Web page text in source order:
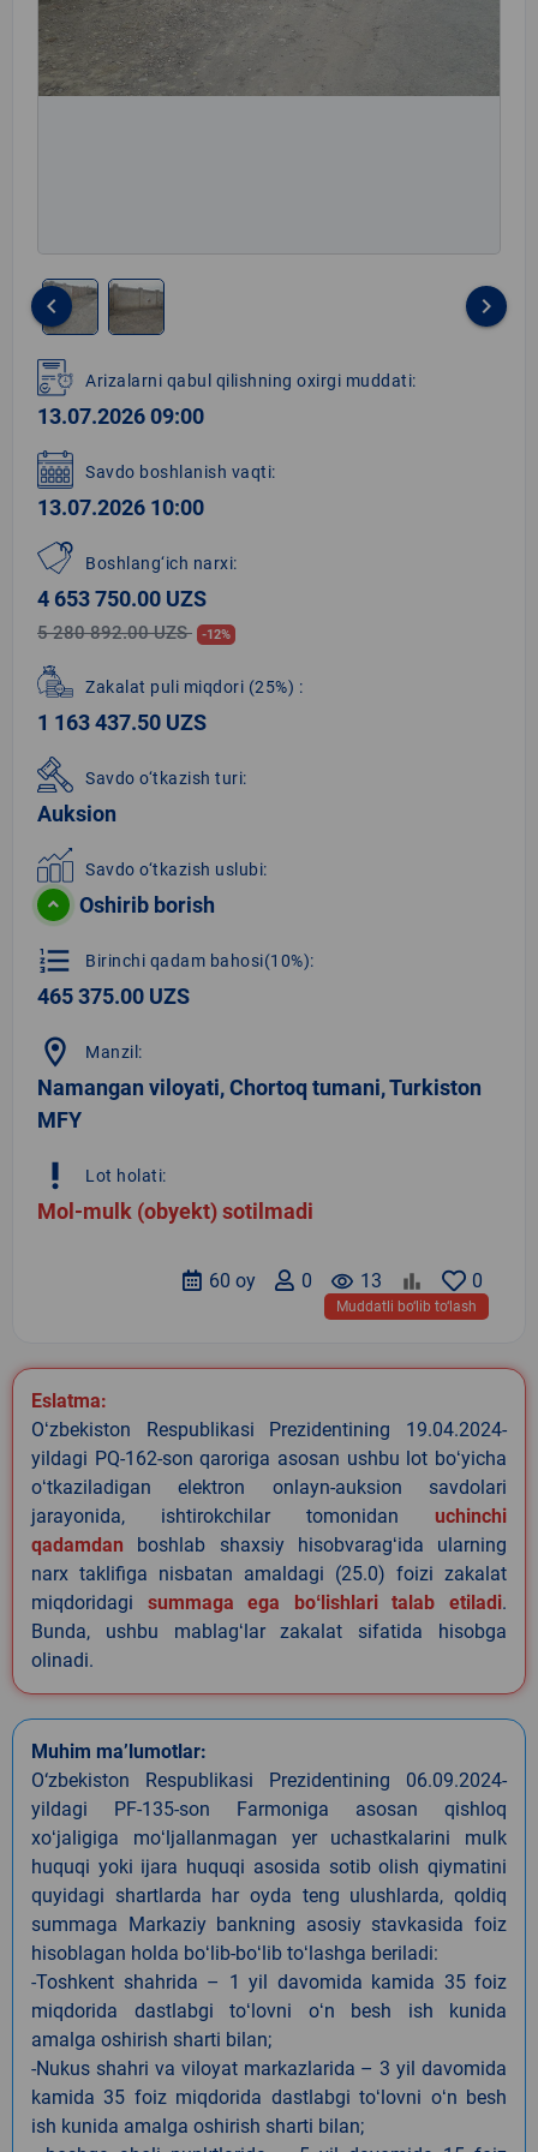
1
of
2
keyboard_arrow_left keyboard_arrow_right
Arizalarni qabul qilishning oxirgi muddati:
13.07.2026 09:00
Savdo boshlanish vaqti:
13.07.2026 10:00
Boshlang‘ich narxi:
4 653 750.00 UZS
5 280 892.00 UZS -12%
Zakalat puli miqdori (25%) :
1 163 437.50 UZS
Savdo o‘tkazish turi:
Auksion
Savdo o‘tkazish uslubi:
Oshirib borish
format_list_numbered Birinchi qadam bahosi(10%):
465 375.00 UZS
location_on Manzil:
Namangan viloyati, Chortoq tumani, Turkiston
MFY
priority_high Lot holati:
Mol-mulk (obyekt) sotilmadi
0
remove_red_eye 13
0
60 oy
Muddatli bo‘lib to‘lash
Eslatma:
Oʻzbekiston Respublikasi Prezidentining 19.04.2024-
yildagi PQ-162-son qaroriga asosan ushbu lot boʻyicha
oʻtkaziladigan elektron onlayn-auksion savdolari
jarayonida, ishtirokchilar tomonidan uchinchi
qadamdan boshlab shaxsiy hisobvaragʻida ularning
narx taklifiga nisbatan amaldagi (25.0) foizi zakalat
miqdoridagi summaga ega boʻlishlari talab etiladi.
Bunda, ushbu mablagʻlar zakalat sifatida hisobga
olinadi.
Muhim ma’lumotlar:
O‘zbekiston Respublikasi Prezidentining 06.09.2024-
yildagi PF-135-son Farmoniga asosan qishloq
xoʻjaligiga moʻljallanmagan yer uchastkalarini mulk
huquqi yoki ijara huquqi asosida sotib olish qiymatini
quyidagi shartlarda har oyda teng ulushlarda, qoldiq
summaga Markaziy bankning asosiy stavkasida foiz
hisoblagan holda boʻlib-boʻlib toʻlashga beriladi:
-Toshkent shahrida – 1 yil davomida kamida 35 foiz
miqdorida dastlabgi toʻlovni oʻn besh ish kunida
amalga oshirish sharti bilan;
-Nukus shahri va viloyat markazlarida – 3 yil davomida
kamida 35 foiz miqdorida dastlabgi toʻlovni oʻn besh
ish kunida amalga oshirish sharti bilan;